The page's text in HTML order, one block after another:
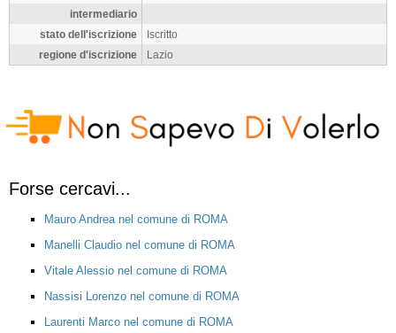
intermediario
stato dell'iscrizione
Iscritto
regione d'iscrizione
Lazio
Forse cercavi...
Mauro Andrea nel comune di ROMA
Manelli Claudio nel comune di ROMA
Vitale Alessio nel comune di ROMA
Nassisi Lorenzo nel comune di ROMA
Laurenti Marco nel comune di ROMA